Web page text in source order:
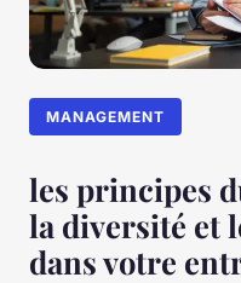
MANAGEMENT
les principes
la diversité et
dans votre